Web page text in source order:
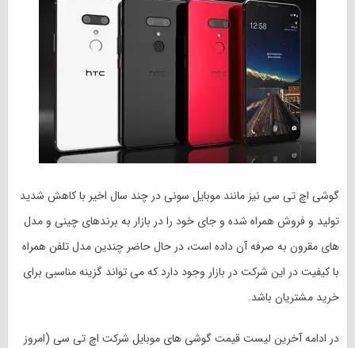
گوشی اچ تی سی نیز مانند موبایل سونی در چند سال اخیر با کاهش شدید
تولید و فروش همراه شده و جای خود را در بازار به برندهای چینی و مدل
های مقرون به صرفه آن داده است، در حال حاضر چندین مدل تلفن همراه
با کیفیت در این شرکت در بازار وجود دارد که می تواند گزینه مناسبی برای
خرید مشتریان باشد.
در ادامه آخرین لیست قیمت گوشی های موبایل شرکت اچ تی سی (امروز